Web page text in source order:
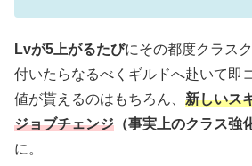
Lvが5上がるたびにその都度クラス
付いたらなるべくギルドへ赴いて即
値が貰えるのはもちろん、 新しいス
ジョブチェンジ （事実上のクラス強
に。